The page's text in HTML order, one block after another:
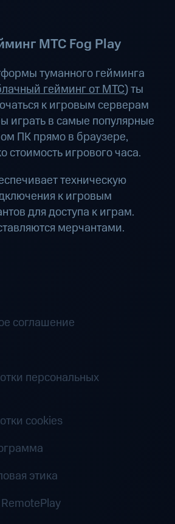
МТС Fog Play
туманного гейминга
гейминг от МТС) ты
к игровым серверам
играть в самые популярные
ПК прямо в браузере,
стоимость игрового часа.
техническую
к игровым
для доступа к играм.
мерчантами.
соглашение
персональных
cookies
этика